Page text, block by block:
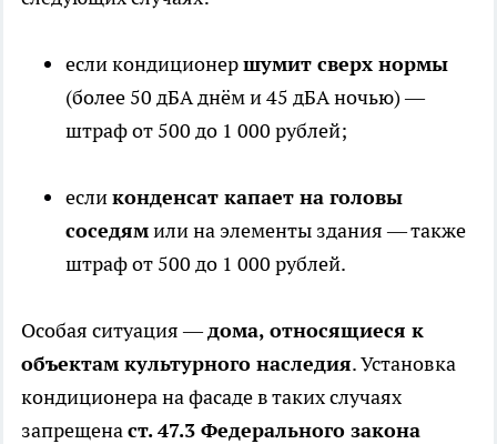
если кондиционершумит сверх нормы
(более 50 дБА днём и 45 дБА ночью) —
штраф от 500 до 1 000 рублей;
есликонденсат капает на головы
соседямили на элементы здания — также
штраф от 500 до 1 000 рублей.
Особая ситуация —дома, относящиеся к
объектам культурного наследия. Установка
кондиционера на фасаде в таких случаях
запрещенаст. 47.3 Федерального закона